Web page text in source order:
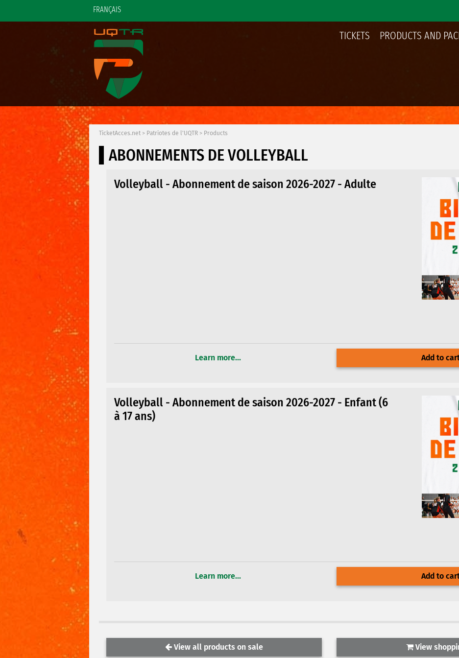
FRANÇAIS
TICKETS PRODUCTS AND
TicketAcces.net > Patriotes de l'UQTR > Products
ABONNEMENTS DE VOLLEYBALL
Volleyball - Abonnement de saison 2026-2027 - Adulte
Add to
Learn more...
Volleyball - Abonnement de saison 2026-2027 - Enfant (6
à 17 ans)
Add to
Learn more...
View
View all products on sale